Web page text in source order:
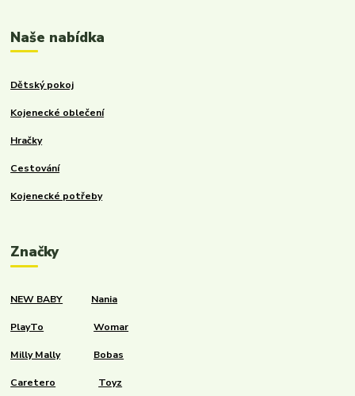
Naše nabídka
Dětský pokoj
Kojenecké oblečení
Hračky
Cestování
Kojenecké potřeby
Značky
NEW BABY Nania
PlayTo Womar
Milly Mally Bobas
Caretero Toyz